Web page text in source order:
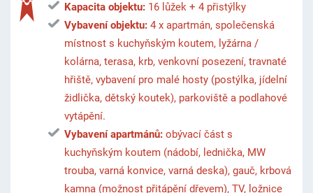
Kapacita objektu:16 lůžek + 4 přistýlky
Vybavení objektu:4 x apartmán, společenská
místnost s kuchyňským koutem, lyžárna /
kolárna, terasa, krb, venkovní posezení, travnaté
hřiště, vybavení pro malé hosty (postýlka, jídelní
židlička, dětský koutek), parkoviště a podlahové
vytápění.
Vybavení apartmánů:obývací část s
kuchyňským koutem (nádobí, lednička, MW
trouba, varná konvice, varná deska), gauč, krbová
kamna (možnost přitápění dřevem), TV, ložnice